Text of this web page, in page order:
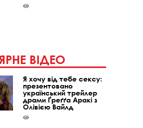
ВІДЕО
Я хочу від тебе сексу:
презентовано
український трейлер
драми Ґреґґа Аракі з
Олівією Вайлд